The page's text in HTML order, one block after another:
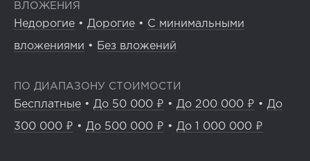
ВЛОЖЕНИЯ
Недорогие • Дорогие • С минимальными
вложениями • Без вложений
ПО ДИАПАЗОНУ СТОИМОСТИ
Бесплатные • До 50 000 ₽ • До 200 000 ₽ • До
300 000 ₽ • До 500 000 ₽ • До 1 000 000 ₽